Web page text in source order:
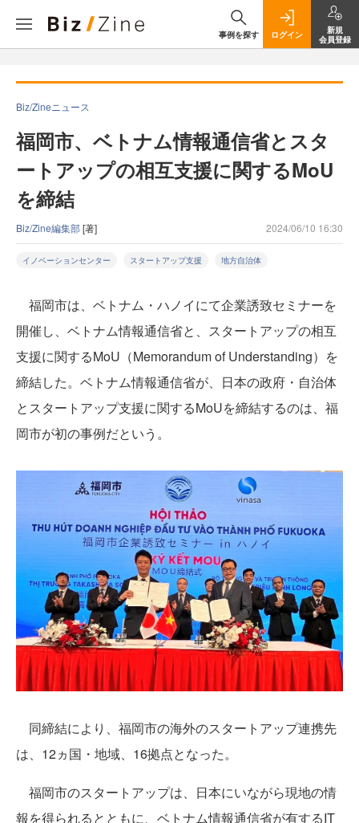
事例を探す ログイン
新規
会員登録
Biz/Zineニュース
福岡市、ベトナム情報通信省とスタ
ートアップの相互支援に関するMoU
を締結
Biz/Zine編集部[著] 2024/06/10 16:30
イノベーションセンター スタートアップ支援 地方自治体
福岡市は、ベトナム・ハノイにて企業誘致セミナーを
開催し、ベトナム情報通信省と、スタートアップの相互
支援に関するMoU（Memorandum of Understanding）を
締結した。ベトナム情報通信省が、日本の政府・自治体
とスタートアップ支援に関するMoUを締結するのは、福
岡市が初の事例だという。
同締結により、福岡市の海外のスタートアップ連携先
は、12ヵ国・地域、16拠点となった。
福岡市のスタートアップは、日本にいながら現地の情
報を得られるとともに、ベトナム情報通信省が有するIT